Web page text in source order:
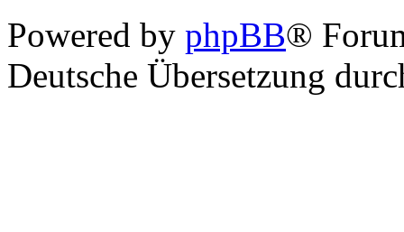
Powered by phpBB®
Deutsche Übersetzung